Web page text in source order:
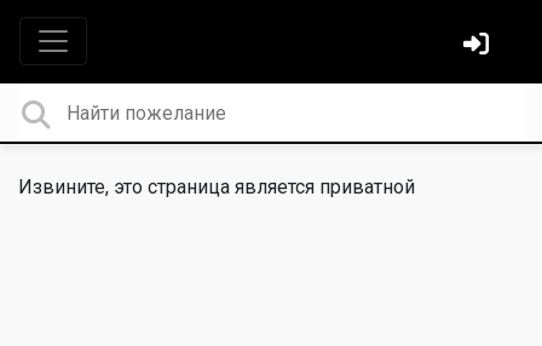
Извините, это страница является приватной